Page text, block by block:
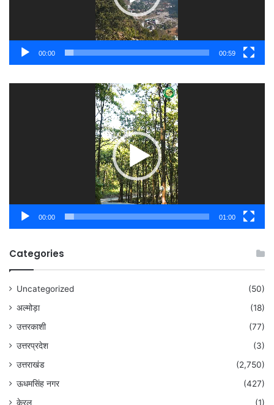
00:00 00:59
00:00 01:00
Categories
Uncategorized
(50)
अल्मोड़ा
(18)
उत्तरकाशी
(77)
उत्तरप्रदेश
(3)
उत्तराखंड
(2,750)
ऊधमसिंह नगर
(427)
केरल
(1)